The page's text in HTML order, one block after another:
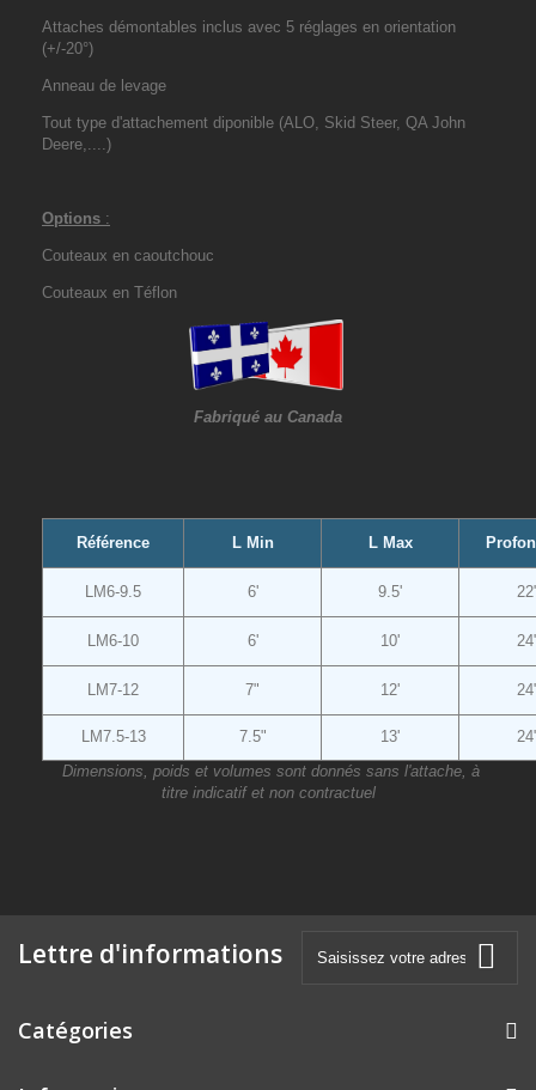
Attaches démontables inclus avec 5 réglages en orientation
(+/-20°)
Anneau de levage
Tout type d'attachement diponible (ALO, Skid Steer, QA John
Deere,....)
Options :
Couteaux en caoutchouc
Couteaux en Téflon
Fabriqué au Canada
Référence L Min L Max
LM6-9.5 6' 9.5'
LM6-10 6' 10'
LM7-12 7" 12'
LM7.5-13 7.5" 13'
Dimensions, poids et volumes sont donnés sans l'attache, à
titre indicatif et non contractuel
Lettre d'informations
Catégories